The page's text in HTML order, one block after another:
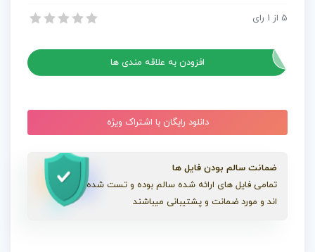
Flex
دانلود پریست پریمیر 14 ترانزیشن اکشن فلکس Action Flex
5 از 1 رای
افزودن به علاقه مندی ها
دانلود رایگان با اشتراک ویژه
ضمانت سالم بودن فایل ها
تمامی فایل های ارائه شده سالم بوده و تست شده
اند و مورد ضمانت و پشتیبانی میباشند